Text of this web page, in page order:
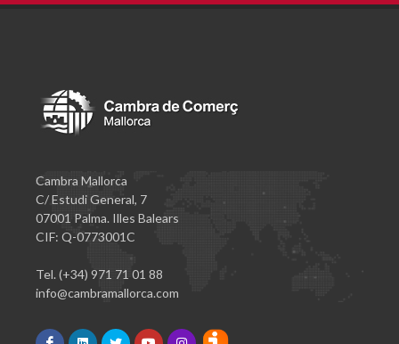
Cambra Mallorca
C/ Estudi General, 7
07001 Palma. Illes Balears
CIF: Q-0773001C
Tel. (+34) 971 71 01 88
info@cambramallorca.com